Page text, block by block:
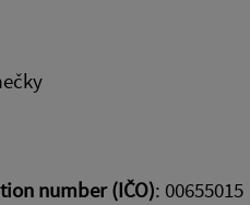
number (IČO): 00655015